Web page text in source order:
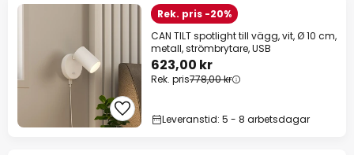
Rek. pris -20%
CAN TILT spotlight till vägg, vit, Ø 10 cm,
metall, strömbrytare, USB
623,00 kr
Rek. pris778,00 kr
Leveranstid: 5 - 8 arbetsdagar